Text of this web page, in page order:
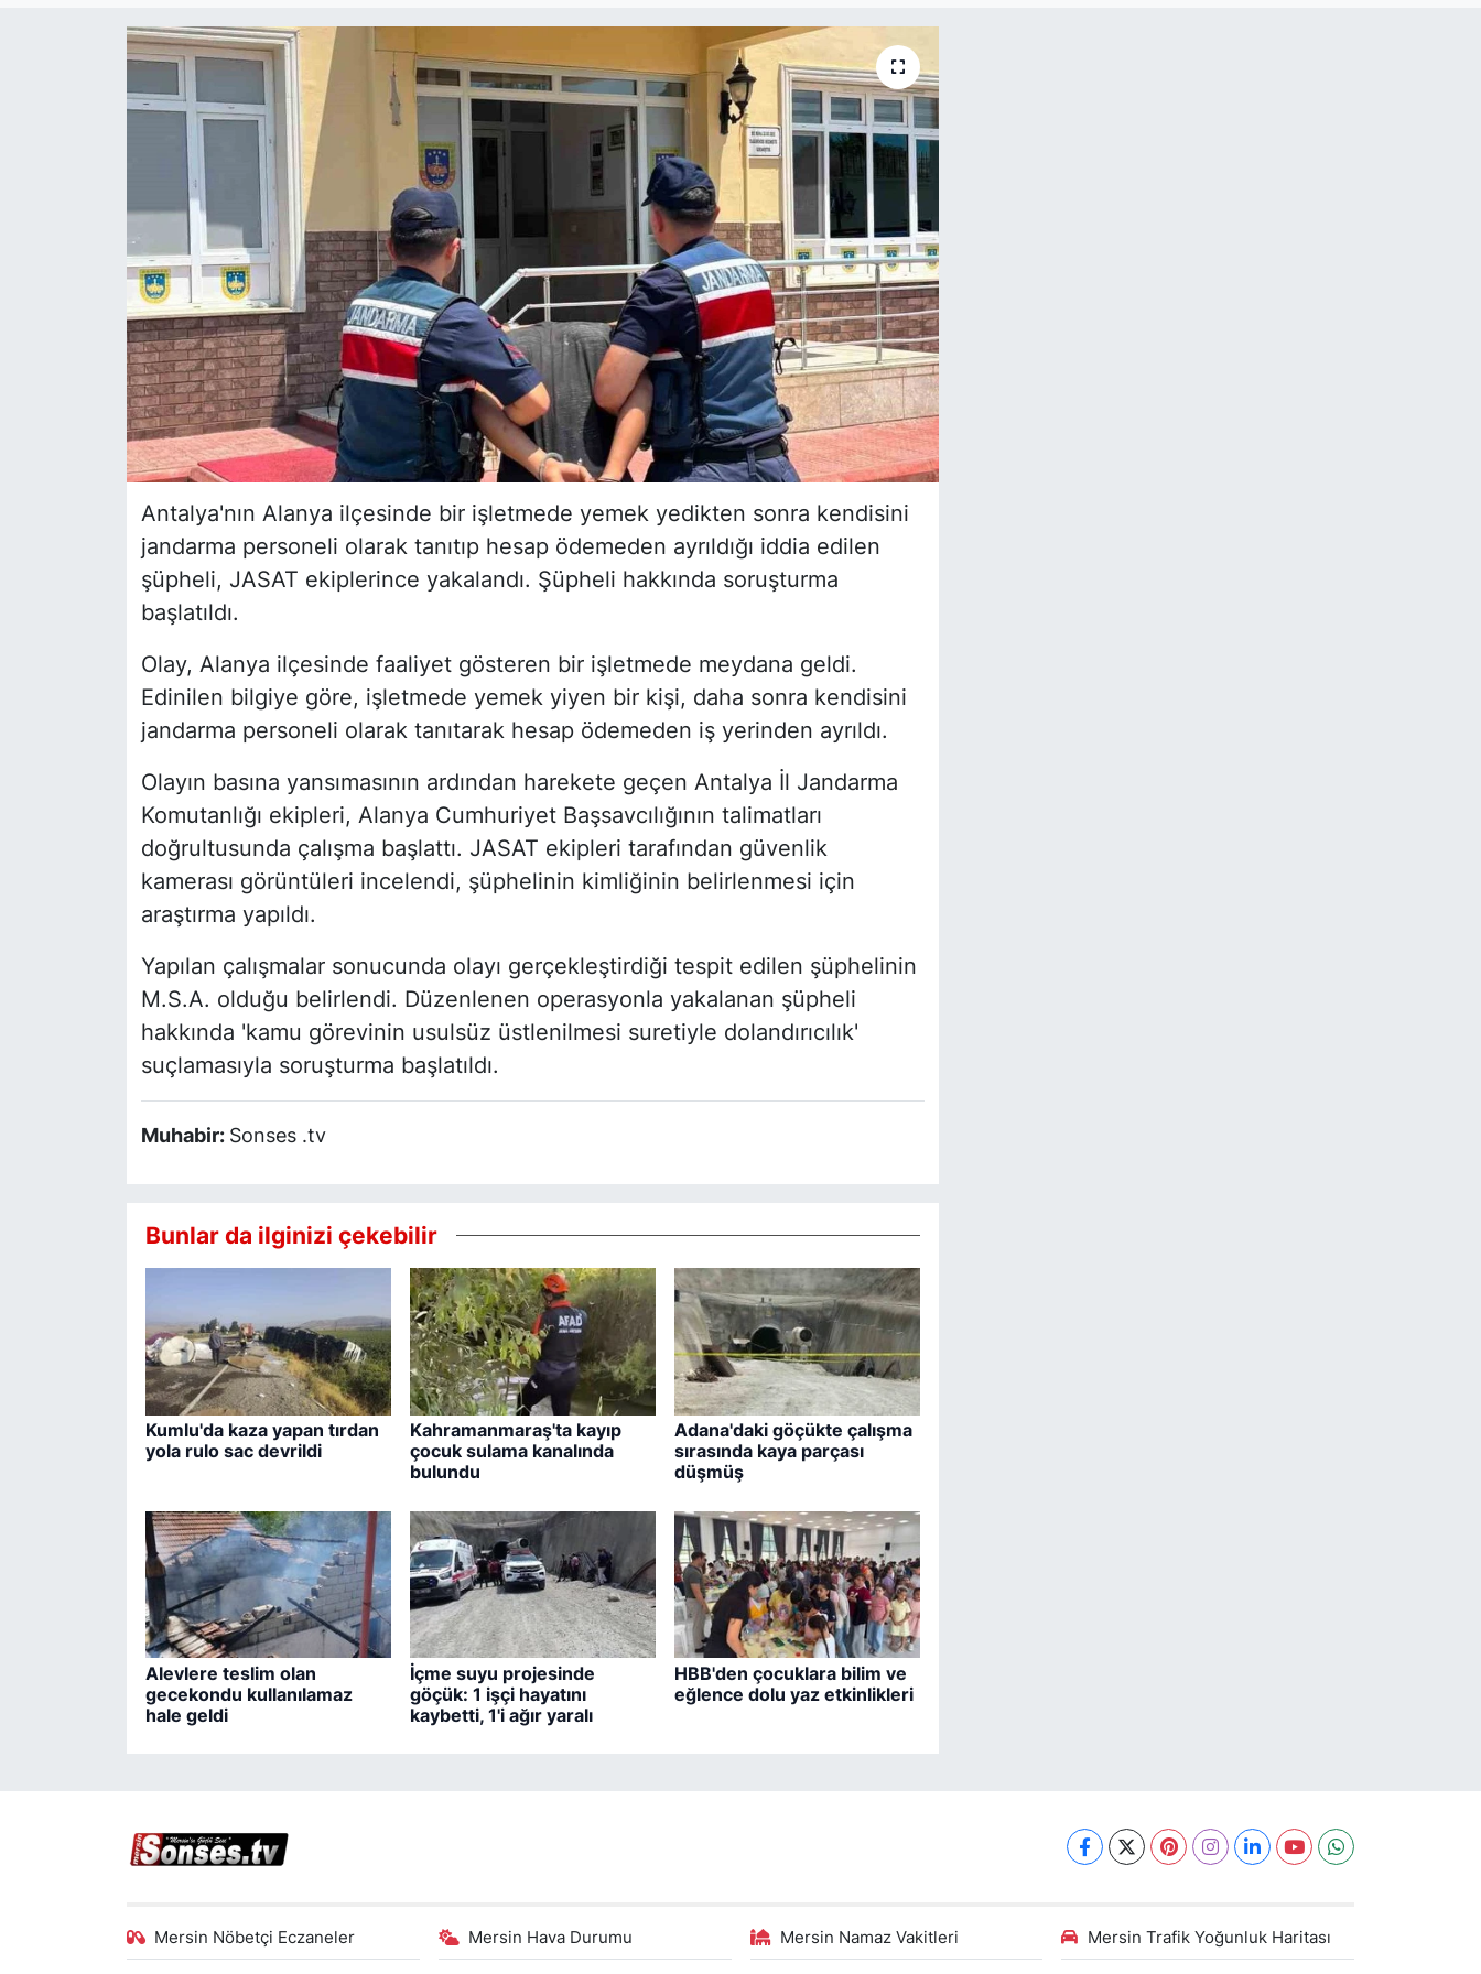
Antalya'nın Alanya ilçesinde bir işletmede yemek yedikten sonra kendisini
jandarma personeli olarak tanıtıp hesap ödemeden ayrıldığı iddia edilen
şüpheli, JASAT ekiplerince yakalandı. Şüpheli hakkında soruşturma
başlatıldı.
Olay, Alanya ilçesinde faaliyet gösteren bir işletmede meydana geldi.
Edinilen bilgiye göre, işletmede yemek yiyen bir kişi, daha sonra kendisini
jandarma personeli olarak tanıtarak hesap ödemeden iş yerinden ayrıldı.
Olayın basına yansımasının ardından harekete geçen Antalya İl Jandarma
Komutanlığı ekipleri, Alanya Cumhuriyet Başsavcılığının talimatları
doğrultusunda çalışma başlattı. JASAT ekipleri tarafından güvenlik
kamerası görüntüleri incelendi, şüphelinin kimliğinin belirlenmesi için
araştırma yapıldı.
Yapılan çalışmalar sonucunda olayı gerçekleştirdiği tespit edilen şüphelinin
M.S.A. olduğu belirlendi. Düzenlenen operasyonla yakalanan şüpheli
hakkında 'kamu görevinin usulsüz üstlenilmesi suretiyle dolandırıcılık'
suçlamasıyla soruşturma başlatıldı.
Muhabir: Sonses .tv
Bunlar da ilginizi çekebilir
Kumlu'da kaza yapan tırdan
yola rulo sac devrildi
Kahramanmaraş'ta kayıp
çocuk sulama kanalında
bulundu
Adana'daki göçükte çalışma
sırasında kaya parçası
düşmüş
Alevlere teslim olan
gecekondu kullanılamaz
hale geldi
İçme suyu projesinde
göçük: 1 işçi hayatını
kaybetti, 1'i ağır yaralı
HBB'den çocuklara bilim ve
eğlence dolu yaz etkinlikleri
Mersin Nöbetçi Eczaneler Mersin Hava Durumu Mersin Namaz Vakitleri Mersin Trafik Yoğunluk Haritası
Siyaset
YEREL HABER
Haberde insan
Tanıtım